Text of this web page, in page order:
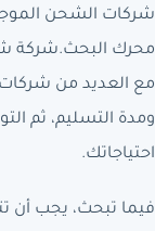
شركات الشحن
محرك البحث.شركة
مع العديد من
ومدة التسليم، ثم
احتياجاتك.
فيما تبحث، يجب أن